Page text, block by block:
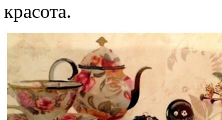
красота.